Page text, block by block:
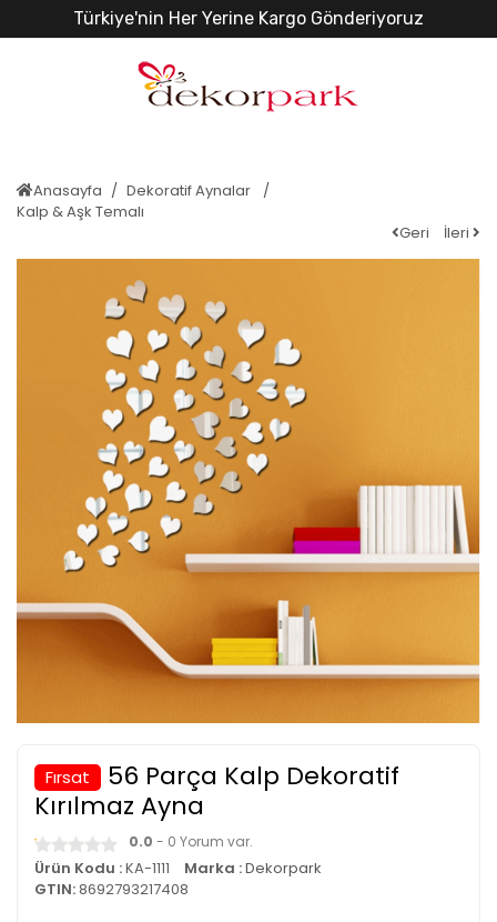
Türkiye'nin Her Yerine Kargo Gönderiyoruz
Anasayfa
Dekoratif Aynalar
Kalp & Aşk Temalı
Geri
İleri
Fırsat
56 Parça Kalp Dekoratif
Kırılmaz Ayna
0.0 - 0 Yorum var.
Ürün Kodu :KA-1111 Marka :Dekorpark
GTIN:8692793217408